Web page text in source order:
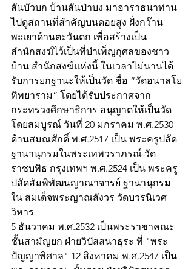
สันบัวบก บ้านสันป่าบง มาอาราธนาท่าน
ไปดูสถานที่สำคัญบนดอยสูง ฝั่งกว๊าน
พะเยาด้านตะวันตก เพื่อสร้างเป็น
สำนักสงฆ์ไว้เป็นที่บำเพ็ญกุศลของชาว
บ้าน สำนักสงฆ์แห่งนี้ ในเวลาไม่นานได้
รับการยกฐานะให้เป็นวัด ชื่อ “วัดอนาลโย
ทิพยาราม” โดยได้รับประกาศจาก
กระทรวงศึกษาธิการ อนุญาตให้เป็นวัด
โดยสมบูรณ์ วันที่ 20 มกราคม พ.ศ.2530
ด้านสมณศักดิ์ พ.ศ.2517 เป็น พระครูปลัด
ฐานานุกรมในพระเทพวราภรณ์ วัด
ราชบพิธ กรุงเทพฯ พ.ศ.2524 เป็น พระครู
ปลัดสัมพิพัฒนญาณาจารย์ ฐานานุกรม
ใน สมเด็จพระญาณสังวร วัดบวรนิเวศ
วิหาร
5 ธันวาคม พ.ศ.2532 เป็นพระราชาคณะ
ชั้นสามัญยก ฝ่ายวิปัสสนาธุระ ที่ "พระ
ปัญญาพิศาล" 12 สิงหาคม พ.ศ.2547 เป็น